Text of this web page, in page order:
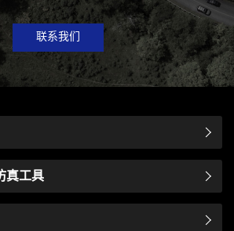
联系我们
真工具